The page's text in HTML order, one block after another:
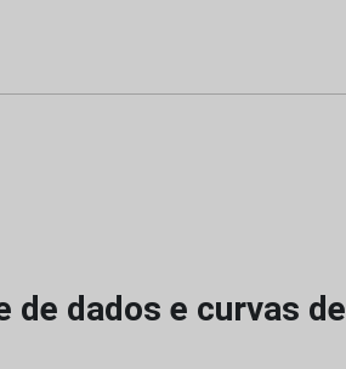
de dados e curvas de